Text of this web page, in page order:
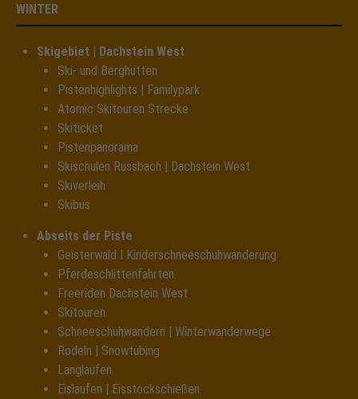
WINTER
Skigebiet | Dachstein West
Ski- und Berghütten
Pistenhighlights | Familypark
Atomic Skitouren Strecke
Skiticket
Pistenpanorama
Skischulen Russbach | Dachstein West
Skiverleih
Skibus
Abseits der Piste
Geisterwald I Kinderschneeschuhwanderung
Pferdeschlittenfahrten
Freeriden Dachstein West
Skitouren
Schneeschuhwandern | Winterwanderwege
Rodeln | Snowtubing
Langlaufen
Eislaufen | Eisstockschießen